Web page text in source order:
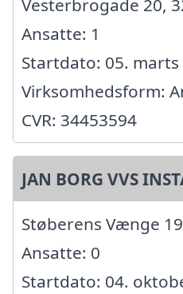
Vesterbrogade 20,
Ansatte: 1
Startdato: 05. marts
Virksomhedsform:
CVR: 34453594
JAN BORG VVS
Støberens Vænge
Ansatte: 0
Startdato: 04.